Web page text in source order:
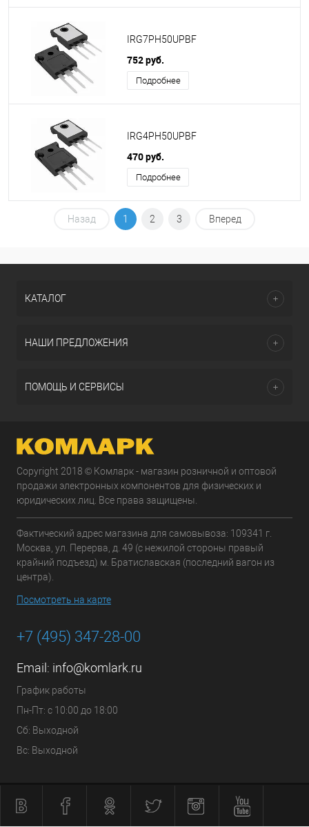
IRG7PH50UPBF
752 руб.
Подробнее
IRG4PH50UPBF
470 руб.
Подробнее
Назад 1 2 3 Вперед
КАТАЛОГ
НАШИ ПРЕДЛОЖЕНИЯ
ПОМОЩЬ И СЕРВИСЫ
Copyright 2018 © Комларк - магазин розничной и оптовой
продажи электронных компонентов для физических и
юридических лиц. Все права защищены.
Фактический адрес магазина для самовывоза: 109341 г.
Москва, ул. Перерва, д. 49 (с нежилой стороны правый
крайний подъезд) м. Братиславская (последний вагон из
центра).
Посмотреть на карте
+7 (495) 347-28-00
Email: info@komlark.ru
График работы
Пн-Пт: с 10:00 до 18:00
Сб: Выходной
Вс: Выходной